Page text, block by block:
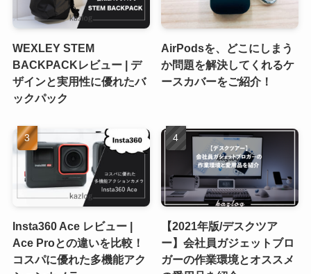
WEXLEY STEM
BACKPACKレビュー | デ
ザインと実用性に優れたバ
ックパック
AirPodsを、どこにしまう
か問題を解決してくれるケ
ースカバーをご紹介！
Insta360 Ace レビュー |
Ace Proとの違いを比較！
コスパに優れた多機能アク
【2021年版/デスクツア
ー】会社員ガジェットブロ
ガーの作業環境とオススメ